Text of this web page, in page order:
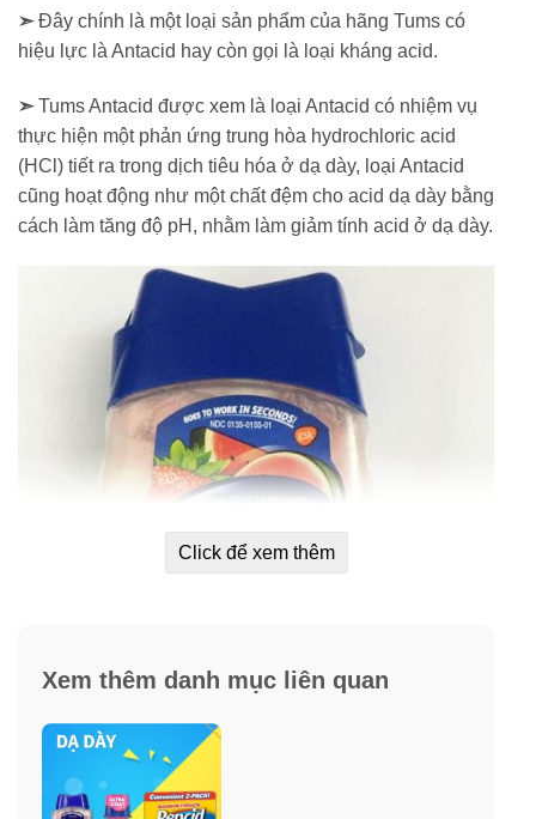
➣Đây chính là một loại sản phẩm của hãng Tums có
hiệu lực là Antacid hay còn gọi là loại kháng acid.
➣Tums Antacid được xem là loại Antacid có nhiệm vụ
thực hiện một phản ứng trung hòa hydrochloric acid
(HCl) tiết ra trong dịch tiêu hóa ở dạ dày, loại Antacid
cũng hoạt động như một chất đệm cho acid dạ dày bằng
cách làm tăng độ pH, nhằm làm giảm tính acid ở dạ dày.
Click để xem thêm
Xem thêm danh mục liên quan